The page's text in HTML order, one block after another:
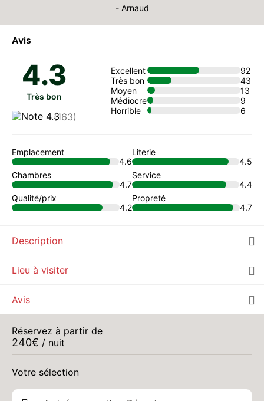
- Arnaud
Avis
4.3
Très bon
(163)
Excellent
92
Très bon
43
Moyen
13
Médiocre
9
Horrible
6
Emplacement
4.6
Chambres
4.7
Qualité/prix
4.2
Literie
4.5
Service
4.4
Propreté
4.7
Description
Lieu à visiter
Avis
Réservez à partir de
240€ / nuit
Votre sélection